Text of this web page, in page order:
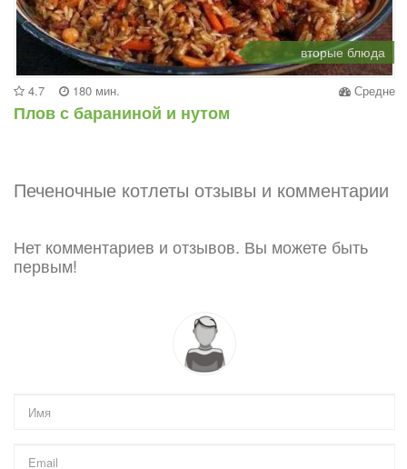
вторые блюда
4.7 180 мин. Средне
Плов с бараниной и нутом
Печеночные котлеты отзывы и комментарии
Нет комментариев и отзывов. Вы можете быть
первым!